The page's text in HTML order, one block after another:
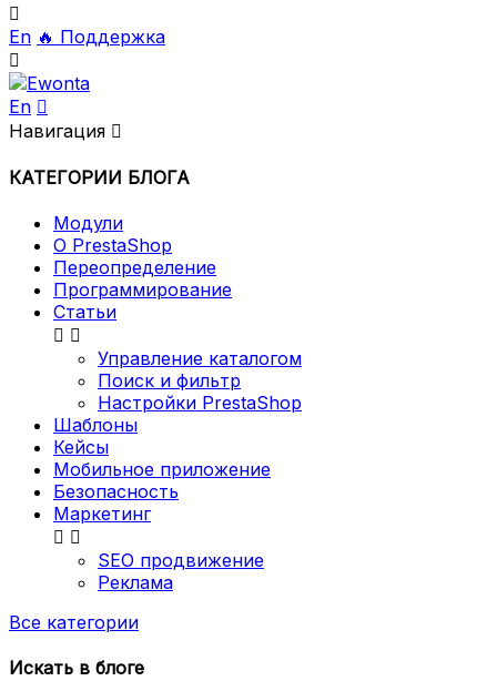

En 🔥 Поддержка

En 
Навигация 
КАТЕГОРИИ БЛОГА
Модули
О PrestaShop
Переопределение
Программирование
Статьи
 
Управление каталогом
Поиск и фильтр
Настройки PrestaShop
Шаблоны
Кейсы
Мобильное приложение
Безопасность
Маркетинг
 
SEO продвижение
Реклама
Все категории
Искать в блоге